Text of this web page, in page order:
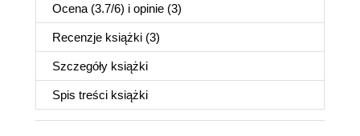
Ocena (3.7/6) i opinie (3)
Recenzje książki (3)
Szczegóły książki
Spis treści książki